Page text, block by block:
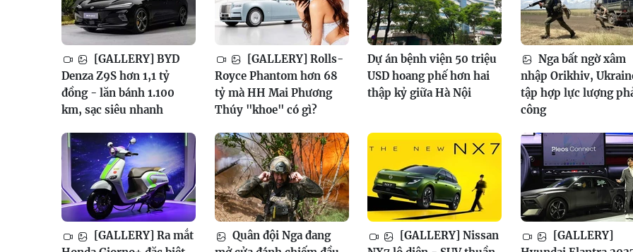
[GALLERY] BYD
Denza Z9S hơn 1,1 tỷ
đồng - lăn bánh 1.100
km, sạc siêu nhanh
[GALLERY] Rolls-
Royce Phantom hơn 68
tỷ mà HH Mai Phương
Thúy "khoe" có gì?
Dự án bệnh viện 50 triệu
USD hoang phế hơn hai
thập kỷ giữa Hà Nội
Nga bất ngờ xâm
nhập Orikhiv,
tập hợp lực lượng
công
[GALLERY] Ra mắt
Quân đội Nga đang
[GALLERY] Nissan
[GALLERY]